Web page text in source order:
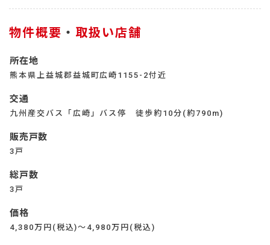
物件概要 ・ 取扱い店舗
所在地
熊本県上益城郡益城町広崎1155-2付近
交通
九州産交バス「広崎」バス停 徒歩約10分(約790m)
販売戸数
3戸
総戸数
3戸
価格
4,380万円(税込)～4,980万円(税込)